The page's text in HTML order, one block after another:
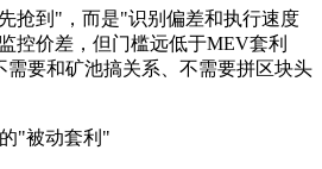
抢到"，而是"识别偏差和执行速度
控价差，但门槛远低于MEV套利
要和矿池搞关系、不需要拼区块头
"被动套利"